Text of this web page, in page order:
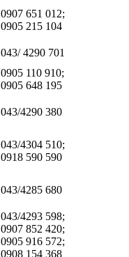
0907 651 012;
0905 215 104
043/ 4290 701
0905 110 910;
0905 648 195
043/4290 380
043/4304 510;
0918 590 590
043/4285 680
043/4293 598;
0907 852 420;
0905 916 572;
0908 154 368